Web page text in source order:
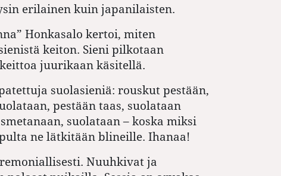
erilainen kuin japanilaisten.
Honkasalo kertoi, miten
keiton. Sieni pilkotaan
juurikaan käsitellä.
suolasieniä: rouskut pestään,
pestään taas, suolataan
suolataan – koska miksi
ne lätkitään blineille. Ihanaa!
Nuuhkivat ja